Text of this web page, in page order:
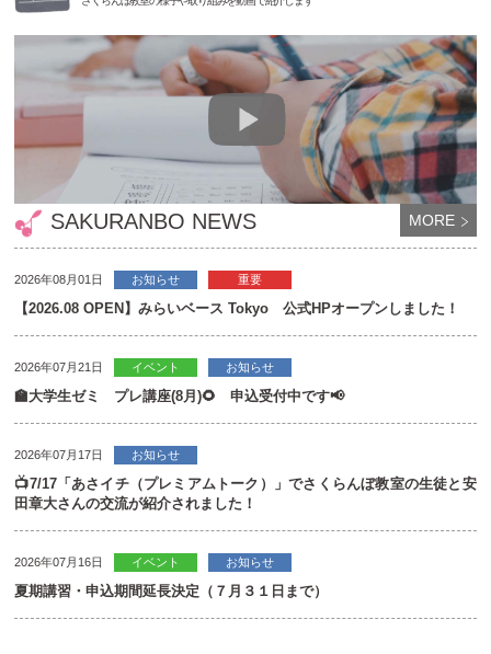
SAKURANBO NEWS MORE
2026年08月01日 お知らせ 重要
【2026.08 OPEN】みらいベース Tokyo 公式HPオープンしました！
2026年07月21日 イベント お知らせ
🏫大学生ゼミ プレ講座(8月)🌻 申込受付中です📢
2026年07月17日 お知らせ
📺7/17「あさイチ（プレミアムトーク）」でさくらんぼ教室の生徒と安
田章大さんの交流が紹介されました！
2026年07月16日 イベント お知らせ
夏期講習・申込期間延長決定（７月３１日まで）